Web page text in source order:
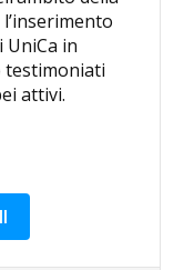
UniCa in
testimoniati
attivi.